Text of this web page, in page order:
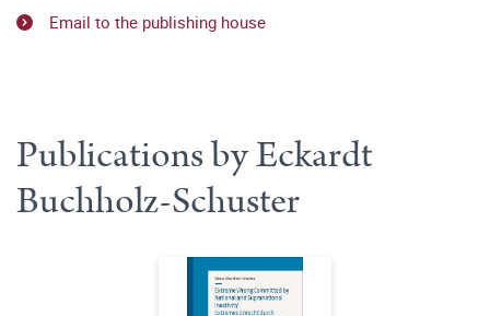
Email to the publishing house
Publications by Eckardt
Buchholz-Schuster